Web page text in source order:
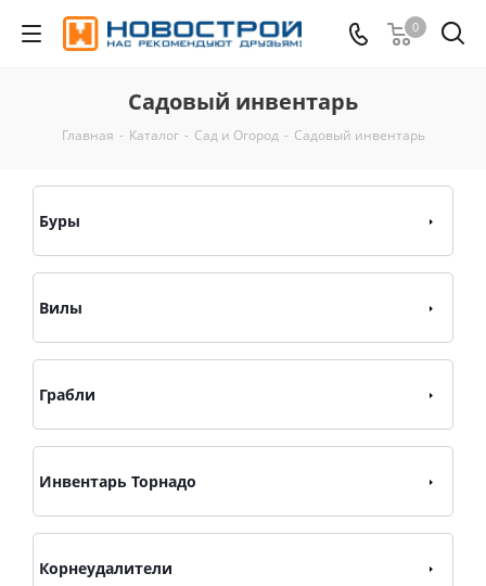
0
Садовый инвентарь
Главная - Каталог - Сад и Огород - Садовый инвентарь
Буры
Вилы
Грабли
Инвентарь Торнадо
Корнеудалители